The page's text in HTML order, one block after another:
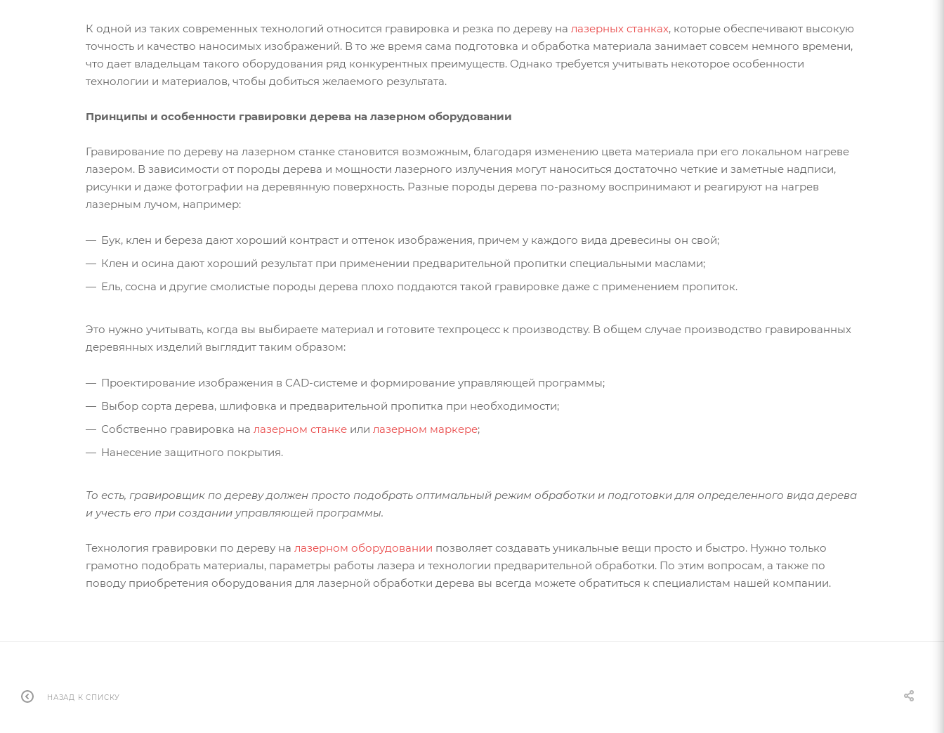
К одной из таких современных технологий относится гравировка и резка по дереву на лазерных станках, которые обеспечивают высокую
точность и качество наносимых изображений. В то же время сама подготовка и обработка материала занимает совсем немного времени,
что дает владельцам такого оборудования ряд конкурентных преимуществ. Однако требуется учитывать некоторое особенности
технологии и материалов, чтобы добиться желаемого результата.
Принципы и особенности гравировки дерева на лазерном оборудовании
Гравирование по дереву на лазерном станке становится возможным, благодаря изменению цвета материала при его локальном нагреве
лазером. В зависимости от породы дерева и мощности лазерного излучения могут наноситься достаточно четкие и заметные надписи,
рисунки и даже фотографии на деревянную поверхность. Разные породы дерева по-разному воспринимают и реагируют на нагрев
лазерным лучом, например:
Бук, клен и береза дают хороший контраст и оттенок изображения, причем у каждого вида древесины он свой;
Клен и осина дают хороший результат при применении предварительной пропитки специальными маслами;
Ель, сосна и другие смолистые породы дерева плохо поддаются такой гравировке даже с применением пропиток.
Это нужно учитывать, когда вы выбираете материал и готовите техпроцесс к производству. В общем случае производство гравированных
деревянных изделий выглядит таким образом:
Проектирование изображения в CAD-системе и формирование управляющей программы;
Выбор сорта дерева, шлифовка и предварительной пропитка при необходимости;
Собственно гравировка на лазерном станке или лазерном маркере;
Нанесение защитного покрытия.
То есть, гравировщик по дереву должен просто подобрать оптимальный режим обработки и подготовки для определенного вида дерева
и учесть его при создании управляющей программы.
Технология гравировки по дереву на лазерном оборудовании позволяет создавать уникальные вещи просто и быстро. Нужно только
грамотно подобрать материалы, параметры работы лазера и технологии предварительной обработки. По этим вопросам, а также по
поводу приобретения оборудования для лазерной обработки дерева вы всегда можете обратиться к специалистам нашей компании.
НАЗАД К СПИСКУ